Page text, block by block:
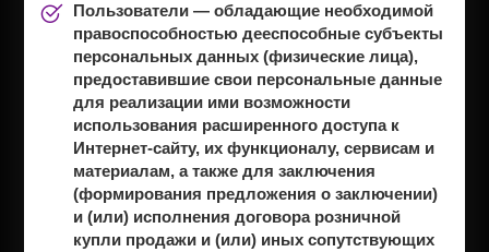
Пользователи — обладающие необходимой
правоспособностью дееспособные субъекты
персональных данных (физические лица),
предоставившие свои персональные данные
для реализации ими возможности
использования расширенного доступа к
Интернет-сайту, их функционалу, сервисам и
материалам, а также для заключения
(формирования предложения о заключении)
и (или) исполнения договора розничной
купли продажи и (или) иных сопутствующих